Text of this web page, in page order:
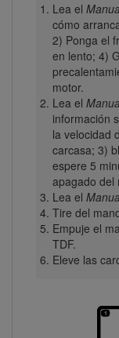
Lea el
cómo
2) Ponga el
en lento; 4)
motor.
Lea el
información
la velocidad
carcasa; 3)
espere 5
apagado del
Lea el
Tire del
Empuje el
TDF.
Eleve las